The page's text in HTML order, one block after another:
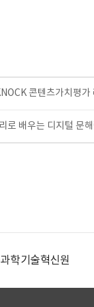
콘텐츠가치평가
로 배우는 디지털 문
학기술혁신원